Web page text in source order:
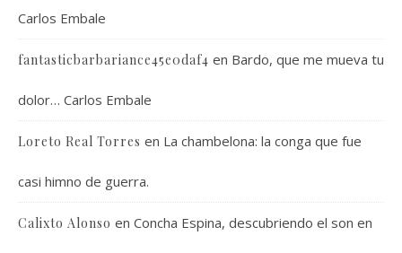
Carlos Embale
fantasticbarbariance45e0daf4 en Bardo, que me mueva tu
dolor… Carlos Embale
Loreto Real Torres en La chambelona: la conga que fue
casi himno de guerra.
Calixto Alonso en Concha Espina, descubriendo el son en